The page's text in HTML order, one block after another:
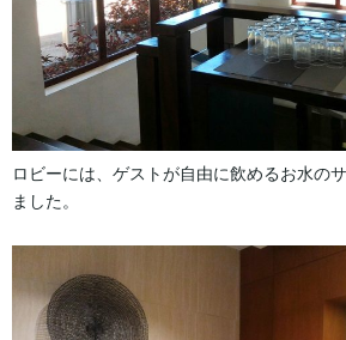
ロビーには、ゲストが自由に飲めるお水の
ました。